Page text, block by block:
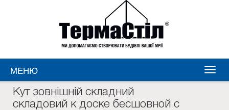
МЕНЮ
Кут зовнішній складний
складовий к доске бесшовной с